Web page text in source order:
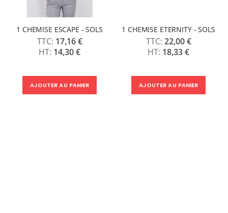
1 CHEMISE ESCAPE - SOLS
17,16 €
14,30 €
AJOUTER AU PANIER
1 CHEMISE ETERNITY - SOLS
22,00 €
18,33 €
AJOUTER AU PANIER